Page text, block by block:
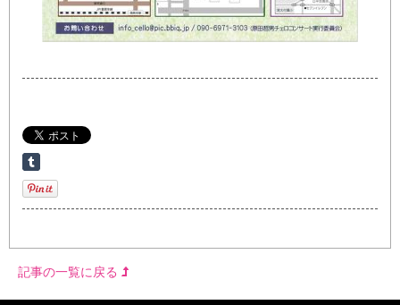
記事の一覧に戻る